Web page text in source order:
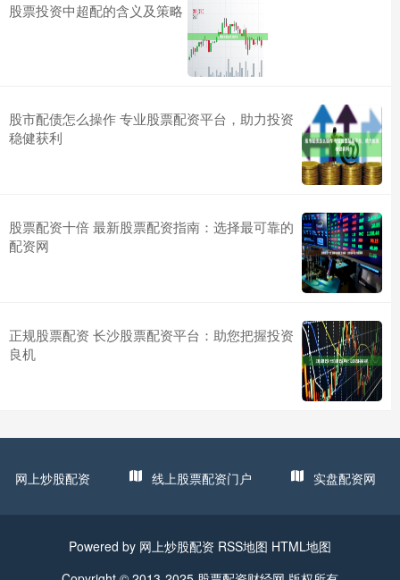
股票投资中超配的含义及策略
股市配债怎么操作 专业股票配资平台，助力投资
稳健获利
股票配资十倍 最新股票配资指南：选择最可靠的
配资网
正规股票配资 长沙股票配资平台：助您把握投资
良机
网上炒股配资 线上股票配资门户 实盘配资网
Powered by 网上炒股配资 RSS地图 HTML地图